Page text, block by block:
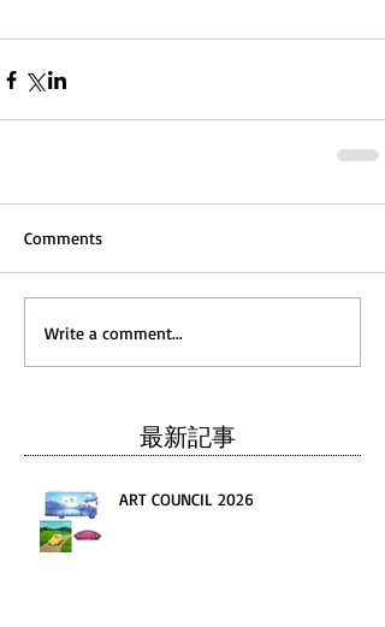
Comments
Write a comment...
最新記事
ART COUNCIL 2026